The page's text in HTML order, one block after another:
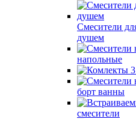
Смесители
душем
напольные
борт ванны
смесители